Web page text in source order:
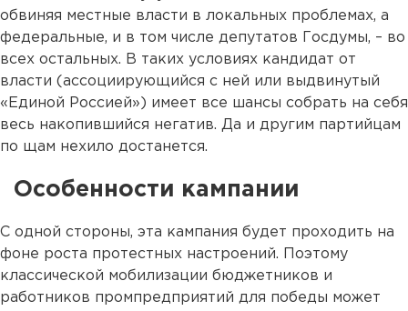
обвиняя местные власти в локальных проблемах, а
федеральные, и в том числе депутатов Госдумы, – во
всех остальных. В таких условиях кандидат от
власти (ассоциирующийся с ней или выдвинутый
«Единой Россией») имеет все шансы собрать на себя
весь накопившийся негатив. Да и другим партийцам
по щам нехило достанется.
Особенности кампании
С одной стороны, эта кампания будет проходить на
фоне роста протестных настроений. Поэтому
классической мобилизации бюджетников и
работников промпредприятий для победы может